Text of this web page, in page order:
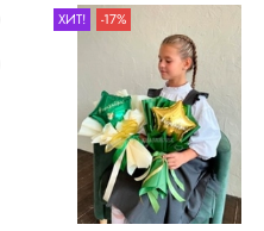
ХИТ! -17%